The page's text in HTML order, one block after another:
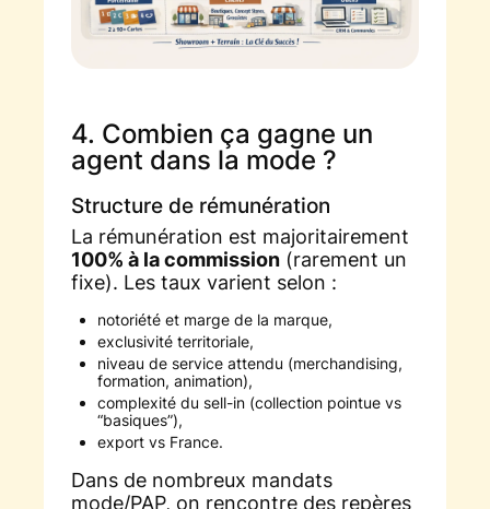
4. Combien ça gagne un
agent dans la mode ?
Structure de rémunération
La rémunération est majoritairement
100% à la commission (rarement un
fixe). Les taux varient selon :
notoriété et marge de la marque,
exclusivité territoriale,
niveau de service attendu (merchandising,
formation, animation),
complexité du sell-in (collection pointue vs
“basiques”),
export vs France.
Dans de nombreux mandats
mode/PAP, on rencontre des repères